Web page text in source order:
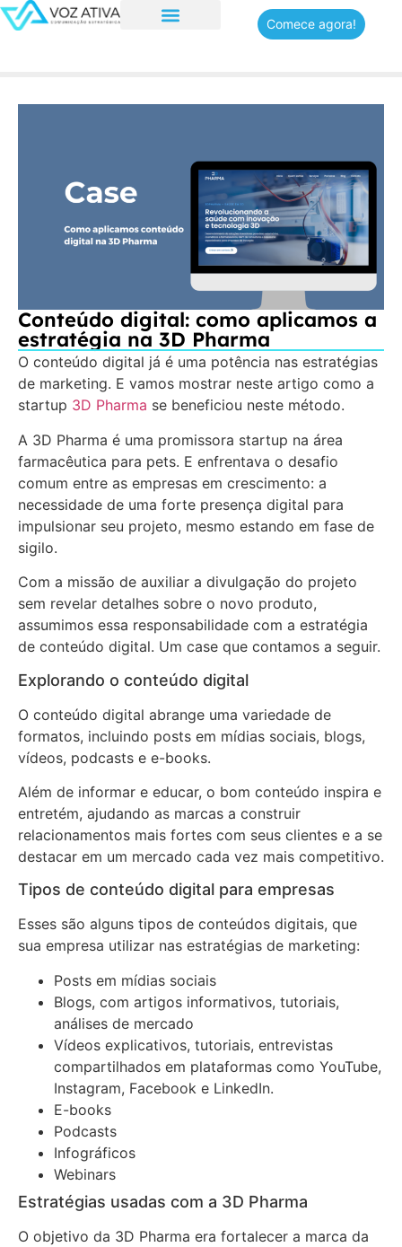
Comece agora!
Conteúdo digital: como aplicamos a
estratégia na 3D Pharma
O conteúdo digital já é uma potência nas estratégias
de marketing. E vamos mostrar neste artigo como a
startup 3D Pharma se beneficiou neste método.
A 3D Pharma é uma promissora startup na área
farmacêutica para pets. E enfrentava o desafio
comum entre as empresas em crescimento: a
necessidade de uma forte presença digital para
impulsionar seu projeto, mesmo estando em fase de
sigilo.
Com a missão de auxiliar a divulgação do projeto
sem revelar detalhes sobre o novo produto,
assumimos essa responsabilidade com a estratégia
de conteúdo digital. Um case que contamos a seguir.
Explorando o conteúdo digital
O conteúdo digital abrange uma variedade de
formatos, incluindo posts em mídias sociais, blogs,
vídeos, podcasts e e-books.
Além de informar e educar, o bom conteúdo inspira e
entretém, ajudando as marcas a construir
relacionamentos mais fortes com seus clientes e a se
destacar em um mercado cada vez mais competitivo.
Tipos de conteúdo digital para empresas
Esses são alguns tipos de conteúdos digitais, que
sua empresa utilizar nas estratégias de marketing:
Posts em mídias sociais
Blogs, com artigos informativos, tutoriais,
análises de mercado
Vídeos explicativos, tutoriais, entrevistas
compartilhados em plataformas como YouTube,
Instagram, Facebook e LinkedIn.
E-books
Podcasts
Infográficos
Webinars
Estratégias usadas com a 3D Pharma
O objetivo da 3D Pharma era fortalecer a marca da